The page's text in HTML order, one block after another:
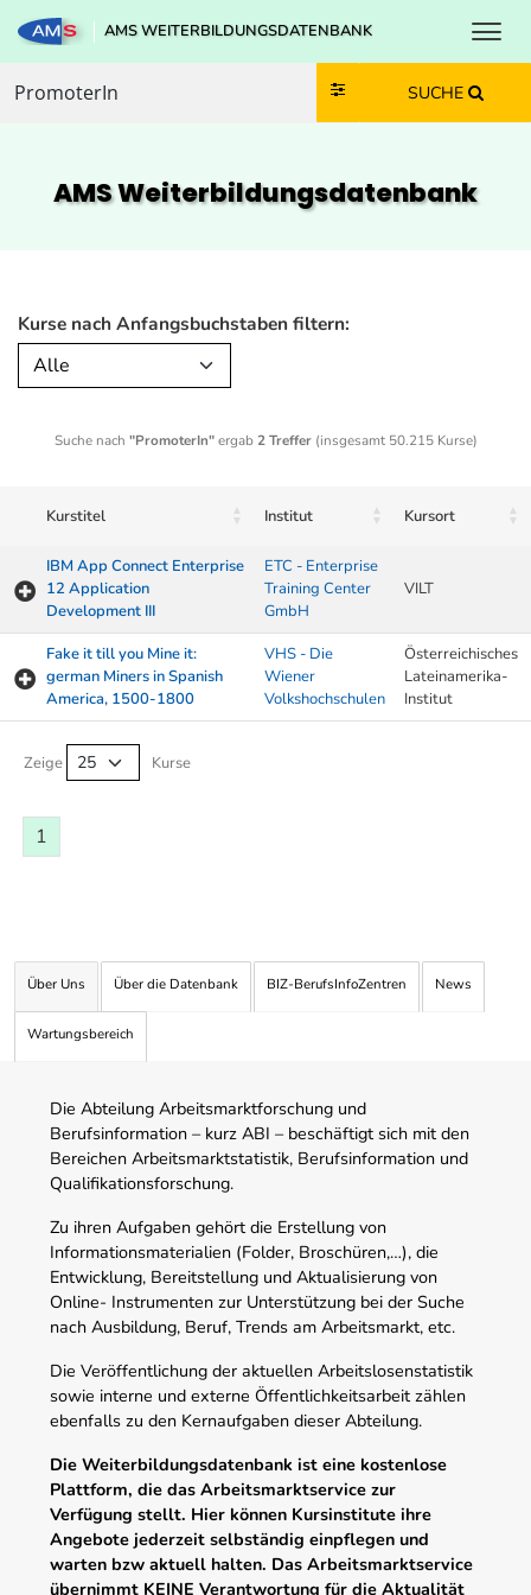
Zum Inhalt springen
Zum Navmenü springen
Zur Suche springen
Zur Footer springen
AMS WEITERBILDUNGSDATENBANK
SUCHE
AMS Weiterbildungs­datenbank
Kurse nach Anfangsbuchstaben filtern:
Alle
Suche nach "PromoterIn"ergab 2 Treffer(insgesamt 50.215 Kurse)
Kurstitel Institut Kursort
IBM App Connect Enterprise
12 Application
Development III
ETC - Enterprise
Training Center
GmbH
VILT
Fake it till you Mine it:
german Miners in Spanish
America, 1500-1800
VHS - Die
Wiener
Volkshochschulen
Österreichisches
Lateinamerika-
Institut
Zeige Kurse
1
Über Uns Über die Datenbank BIZ-BerufsInfoZentren News
Wartungsbereich
Die Abteilung Arbeitsmarktforschung und
Berufsinformation – kurz ABI – beschäftigt sich mit den
Bereichen Arbeitsmarktstatistik, Berufsinformation und
Qualifikationsforschung.
Zu ihren Aufgaben gehört die Erstellung von
Informationsmaterialien (Folder, Broschüren,…), die
Entwicklung, Bereitstellung und Aktualisierung von
Online- Instrumenten zur Unterstützung bei der Suche
nach Ausbildung, Beruf, Trends am Arbeitsmarkt, etc.
Die Veröffentlichung der aktuellen Arbeitslosenstatistik
sowie interne und externe Öffentlichkeitsarbeit zählen
ebenfalls zu den Kernaufgaben dieser Abteilung.
Die Weiterbildungsdatenbank ist eine kostenlose
Plattform, die das Arbeitsmarktservice zur
Verfügung stellt. Hier können Kursinstitute ihre
Angebote jederzeit selbständig einpflegen und
warten bzw aktuell halten. Das Arbeitsmarktservice
übernimmt KEINE Verantwortung für die Aktualität